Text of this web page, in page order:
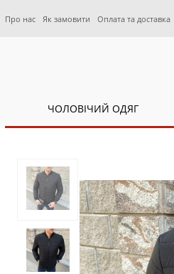
Про нас Як замовити Оплата та доставка
ЧОЛОВІЧИЙ ОДЯГ